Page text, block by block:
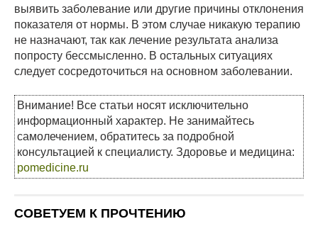
выявить заболевание или другие причины отклонения
показателя от нормы. В этом случае никакую терапию
не назначают, так как лечение результата анализа
попросту бессмысленно. В остальных ситуациях
следует сосредоточиться на основном заболевании.
Внимание! Все статьи носят исключительно
информационный характер. Не занимайтесь
самолечением, обратитесь за подробной
консультацией к специалисту. Здоровье и медицина:
pomedicine.ru
СОВЕТУЕМ К ПРОЧТЕНИЮ